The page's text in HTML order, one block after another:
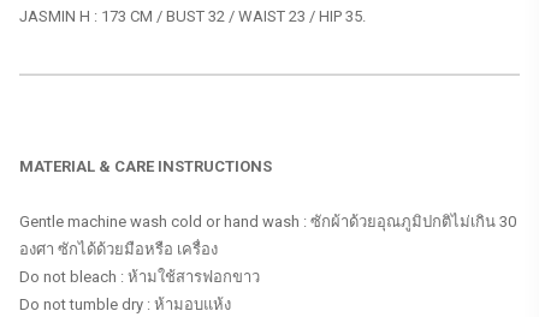
JASMIN H : 173 CM / BUST 32 / WAIST 23 / HIP 35.
MATERIAL & CARE INSTRUCTIONS
Gentle machine wash cold or hand wash : ซักผ้าด้วยอุณภูมิปกติไม่เกิน 30
องศา ซักได้ด้วยมือหรือ เครื่อง
Do not bleach : ห้ามใช้สารฟอกขาว
Do not tumble dry : ห้ามอบแห้ง